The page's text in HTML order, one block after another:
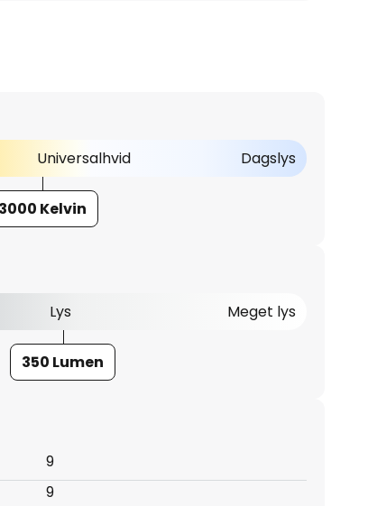
Universalhvid Dagslys
3000 Kelvin
Lys Meget lys
350 Lumen
9
9